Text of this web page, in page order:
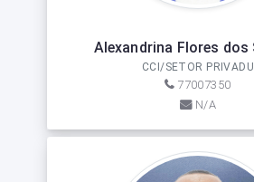
Alexandrina Flores dos
CCI/SETOR PRIVADU
77007350
N/A